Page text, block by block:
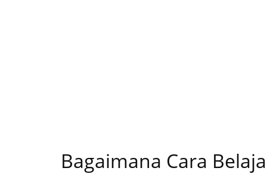
Bagaimana Cara